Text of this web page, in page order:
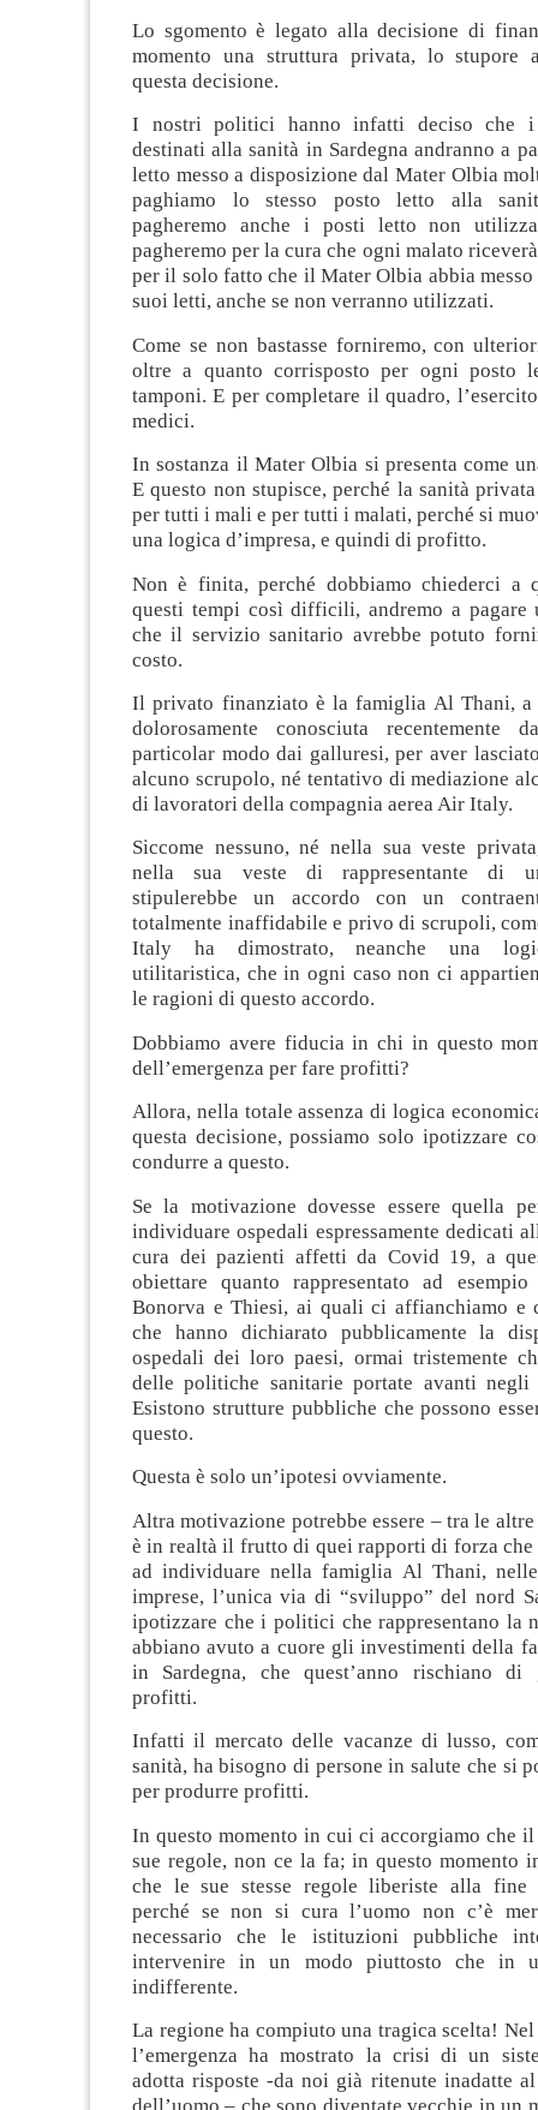
Lo sgomento è legato alla decisione di
momento una struttura privata, lo stupore
questa decisione.
I nostri politici hanno infatti deciso che
destinati alla sanità in Sardegna andranno a
letto messo a disposizione dal Mater Olbia
paghiamo lo stesso posto letto alla
pagheremo anche i posti letto non
pagheremo per la cura che ogni malato
per il solo fatto che il Mater Olbia abbia
suoi letti, anche se non verranno utilizzati.
Come se non bastasse forniremo, con
oltre a quanto corrisposto per ogni posto
tamponi. E per completare il quadro,
medici.
In sostanza il Mater Olbia si presenta come
E questo non stupisce, perché la sanità
per tutti i mali e per tutti i malati, perché si
una logica d’impresa, e quindi di profitto.
Non è finita, perché dobbiamo chiederci a
questi tempi così difficili, andremo a pagare
che il servizio sanitario avrebbe potuto
costo.
Il privato finanziato è la famiglia Al Thani, a
dolorosamente conosciuta
particolar modo dai galluresi, per aver
alcuno scrupolo, né tentativo di mediazione
di lavoratori della compagnia aerea Air Italy.
Siccome nessuno, né nella sua veste
nella sua veste di rappresentante di
stipulerebbe un accordo con un
totalmente inaffidabile e privo di scrupoli,
Italy ha dimostrato, neanche una
utilitaristica, che in ogni caso non ci
le ragioni di questo accordo.
Dobbiamo avere fiducia in chi in questo
dell’emergenza per fare profitti?
Allora, nella totale assenza di logica
questa decisione, possiamo solo ipotizzare
condurre a questo.
Se la motivazione dovesse essere quella
individuare ospedali espressamente dedicati
cura dei pazienti affetti da Covid 19, a
obiettare quanto rappresentato ad
Bonorva e Thiesi, ai quali ci affianchiamo e
che hanno dichiarato pubblicamente la
ospedali dei loro paesi, ormai tristemente
delle politiche sanitarie portate avanti
Esistono strutture pubbliche che possono
questo.
Questa è solo un’ipotesi ovviamente.
Altra motivazione potrebbe essere – tra le
è in realtà il frutto di quei rapporti di forza che
ad individuare nella famiglia Al Thani,
imprese, l’unica via di “sviluppo” del nord
ipotizzare che i politici che rappresentano la
abbiano avuto a cuore gli investimenti della
in Sardegna, che quest’anno rischiano di
profitti.
Infatti il mercato delle vacanze di lusso,
sanità, ha bisogno di persone in salute che si
per produrre profitti.
In questo momento in cui ci accorgiamo che
sue regole, non ce la fa; in questo momento
che le sue stesse regole liberiste alla fine
perché se non si cura l’uomo non c’è
necessario che le istituzioni pubbliche
intervenire in un modo piuttosto che in
indifferente.
La regione ha compiuto una tragica scelta!
l’emergenza ha mostrato la crisi di un
adotta risposte -da noi già ritenute inadatte